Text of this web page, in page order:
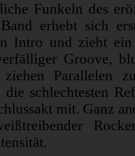
Funkeln des
erhebt sich
Intro und zieht
Groove,
ziehen Parallelen
schlechtesten
mit. Ganz